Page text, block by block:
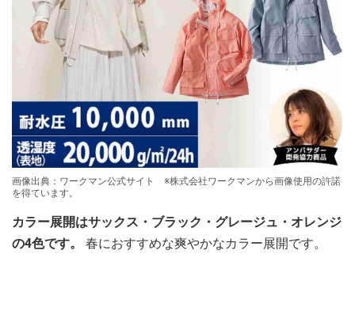
画像出典：ワークマン公式サイト ※株式会社ワークマンから画像使用の許諾
を得ています。
カラー展開はサックス・ブラック・グレージュ・オレンジ
の4色です。
春におすすめな爽やかなカラー展開です。